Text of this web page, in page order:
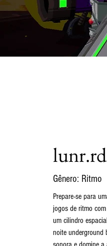
Gênero: Ritmo
Prepare-se para
jogos de ritmo
um cilindro
noite underground